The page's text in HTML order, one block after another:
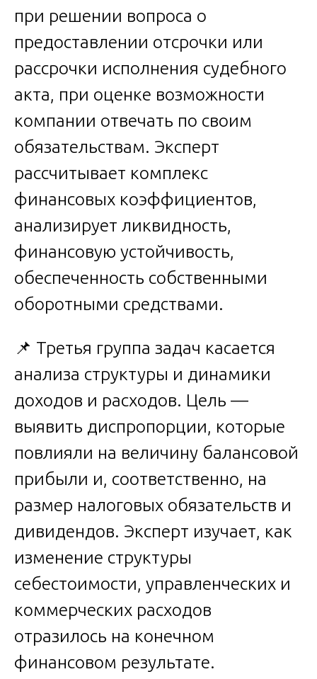
при решении вопроса о
предоставлении отсрочки или
рассрочки исполнения судебного
акта, при оценке возможности
компании отвечать по своим
обязательствам. Эксперт
рассчитывает комплекс
финансовых коэффициентов,
анализирует ликвидность,
финансовую устойчивость,
обеспеченность собственными
оборотными средствами.
📌 Третья группа задач касается
анализа структуры и динамики
доходов и расходов. Цель —
выявить диспропорции, которые
повлияли на величину балансовой
прибыли и, соответственно, на
размер налоговых обязательств и
дивидендов. Эксперт изучает, как
изменение структуры
себестоимости, управленческих и
коммерческих расходов
отразилось на конечном
финансовом результате.